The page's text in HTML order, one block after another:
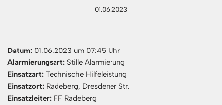
01.06.2023
Datum: 01.06.2023 um 07:45 Uhr
Alarmierungsart: Stille Alarmierung
Einsatzart: Technische Hilfeleistung
Einsatzort: Radeberg, Dresdener Str.
Einsatzleiter: FF Radeberg